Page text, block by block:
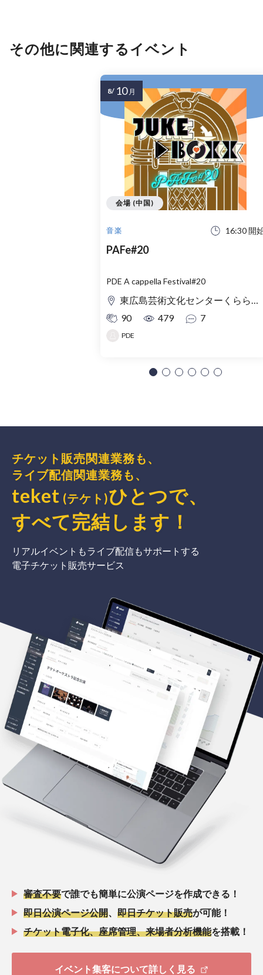
その他に関連するイベント
音楽 16:30 開
PAFe#20
PDE A cappella Festival#20
東広島芸術文化センターくらら 小ホール
90
479 7
PDE
会場 (中国)
8/ 10 月
チケット販売関連業務も、
ライブ配信関連業務も、
teket (テケト)ひとつで、
すべて完結 します ！
リアルイベントもライブ配信もサポートする
電子チケット販売サービス
審査不要で誰でも簡単に公演ページを作成できる！
即日公演ページ公開
即日チケット販売が可能！
チケット電子化、座席管理、来場者分析機能を搭載！
イベント集客について詳しく見る